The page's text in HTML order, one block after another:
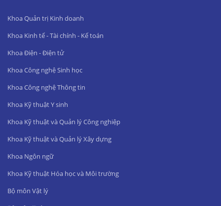
Khoa Quản trị Kinh doanh
Khoa Kinh tế - Tài chính - Kế toán
Khoa Điện - Điện tử
Khoa Công nghệ Sinh học
Khoa Công nghệ Thông tin
Khoa Kỹ thuật Y sinh
Khoa Kỹ thuật và Quản lý Công nghiệp
Khoa Kỹ thuật và Quản lý Xây dựng
Khoa Ngôn ngữ
Khoa Kỹ thuật Hóa học và Môi trường
Bộ môn Vật lý